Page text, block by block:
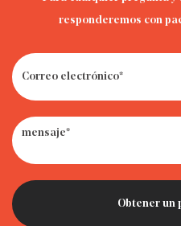
responderemos con